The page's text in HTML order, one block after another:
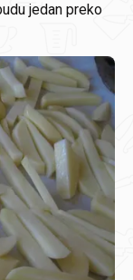
jedan preko